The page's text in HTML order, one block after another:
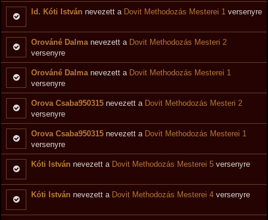
Id. Kóti István nevezett a Dovit Methodozás Mesterei 1 versenyre
Orováné Dalma nevezett a Dovit Methodozás Mesteri 2
versenyre
Orováné Dalma nevezett a Dovit Methodozás Mesterei 1
versenyre
Orova Csaba950315 nevezett a Dovit Methodozás Mesteri 2
versenyre
Orova Csaba950315 nevezett a Dovit Methodozás Mesterei 1
versenyre
Kóti István nevezett a Dovit Methodozás Mesterei 5 versenyre
Kóti István nevezett a Dovit Methodozás Mesterei 4 versenyre